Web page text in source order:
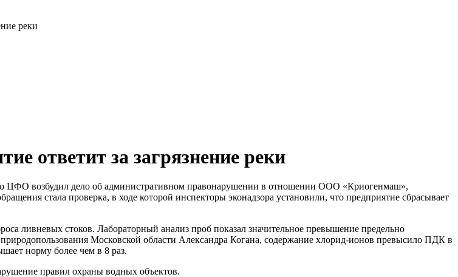
реки
ответит за загрязнение реки
ЦФО возбудил дело об административном правонарушении в отношении ООО «Криогенмаш»,
стала проверка, в ходе которой инспекторы эконадзора установили, что предприятие сбрасывает
ливневых стоков. Лабораторный анализ проб показал значительное превышение предельно
Московской области Александра Когана, содержание хлорид-ионов превысило ПДК в
норму более чем в 8 раз.
правил охраны водных объектов.